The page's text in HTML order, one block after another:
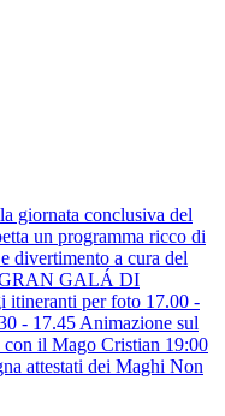
giornata conclusiva del
un programma ricco di
divertimento a cura del
GRAN GALÁ DI
itineranti per foto 17.00 -
- 17.45 Animazione sul
il Mago Cristian 19:00
attestati dei Maghi Non